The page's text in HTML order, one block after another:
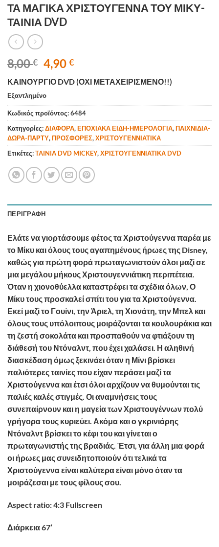
ΤΑ ΜΑΓΙΚΑ ΧΡΙΣΤΟΥΓΕΝΝΑ ΤΟΥ ΜΙΚΥ-
ΤΑΙΝΙΑ DVD
8,00€ Original
price
was:
8,00 €.
4,90€Η
τιμή
4,90 €.
ΚΑΙΝΟΥΡΓΙΟ DVD (ΟΧΙ ΜΕΤΑΧΕΙΡΙΣΜΕΝΟ!!)
Εξαντλημένο
Κωδικός προϊόντος:6484
Κατηγορίες:ΔΙΑΦΟΡΑ,ΕΠΟΧΙΑΚΑ ΕΙΔΗ-ΗΜΕΡΟΛΟΓΙΑ,ΠΑΙΧΝΙΔΙΑ-
ΔΩΡΑ-ΠΑΡΤΥ,ΠΡΟΣΦΟΡΕΣ,ΧΡΙΣΤΟΥΓΕΝΝΙΑΤΙΚΑ
Ετικέτες:TAINIA DVD MICKEY,ΧΡΙΣΤΟΥΓΕΝΝΙΑΤΙΚΑ DVD
ΠΕΡΙΓΡΑΦΉ
Ελάτε να γιορτάσουμε φέτος τα Χριστούγεννα παρέα με
το Μίκυ και όλους τους αγαπημένους ήρωες της Disney,
καθώς για πρώτη φορά πρωταγωνιστούν όλοι μαζί σε
μια μεγάλου μήκους Χριστουγεννιάτικη περιπέτεια.
Όταν η χιονοθύελλα καταστρέφει τα σχέδια όλων, Ο
Μίκυ τους προσκαλεί σπίτι του για τα Χριστούγεννα.
Εκεί μαζί το Γουίνι, την Άριελ, τη Χιονάτη, την Μπελ και
όλους τους υπόλοιπους μοιράζονται τα κουλουράκια και
τη ζεστή σοκολάτα και προσπαθούν να φτιάξουν τη
διάθεσή του Ντόναλντ, που έχει χαλάσει. Η αληθινή
διασκέδαση όμως ξεκινάει όταν η Μίνι βρίσκει
παλιότερες ταινίες που είχαν περάσει μαζί τα
Χριστούγεννα και έτσι όλοι αρχίζουν να θυμούνται τις
παλιές καλές στιγμές. Οι αναμνήσεις τους
συνεπαίρνουν και η μαγεία των Χριστουγέννων πολύ
γρήγορα τους κυριεύει. Ακόμα και ο γκρινιάρης
Ντόναλντ βρίσκει το κέφι του και γίνεται ο
πρωταγωνιστής της βραδιάς. Έτσι, για άλλη μια φορά
οι ήρωες μας συνειδητοποιούν ότι τελικά τα
Χριστούγεννα είναι καλύτερα είναι μόνο όταν τα
μοιράζεσαι με τους φίλους σου.
Aspect ratio:4:3 Fullscreen
Διάρκεια67′